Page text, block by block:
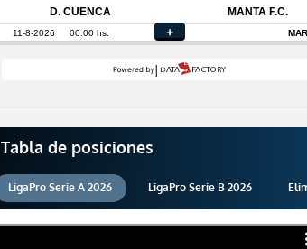
Tabla de posiciones
LigaPro Serie A 2026 LigaPro Serie B 2026